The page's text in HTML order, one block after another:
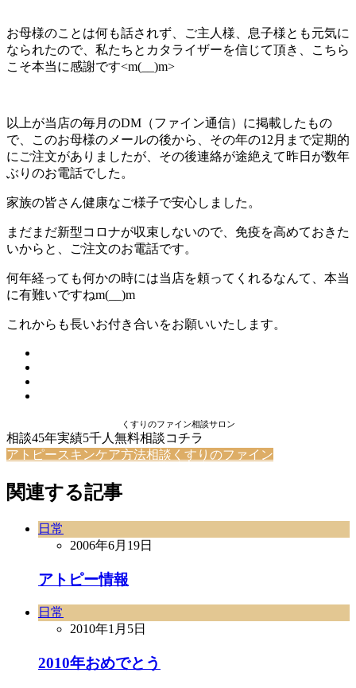
お母様のことは何も話されず、ご主人様、息子様とも元気に
なられたので、私たちとカタライザーを信じて頂き、こちら
こそ本当に感謝です<m(__)m>
以上が当店の毎月のDM（ファイン通信）に掲載したもの
で、このお母様のメールの後から、その年の12月まで定期的
にご注文がありましたが、その後連絡が途絶えて昨日が数年
ぶりのお電話でした。
家族の皆さん健康なご様子で安心しました。
まだまだ新型コロナが収束しないので、免疫を高めておきた
いからと、ご注文のお電話です。
何年経っても何かの時には当店を頼ってくれるなんて、本当
に有難いですねm(__)m
これからも長いお付き合いをお願いいたします。
くすりのファイン相談サロン
相談45年実績5千人無料相談コチラ
アトピースキンケア方法相談くすりのファイン
関連する記事
日常
2006年6月19日
アトピー情報
日常
2010年1月5日
2010年おめでとう